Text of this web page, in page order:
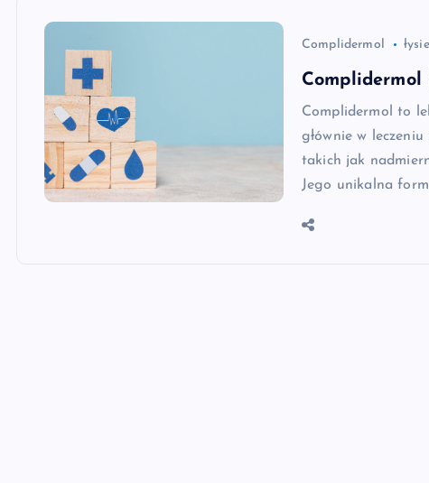
Complidermol
Complidermol
Complidermol to
głównie w
takich jak
Jego unikalna